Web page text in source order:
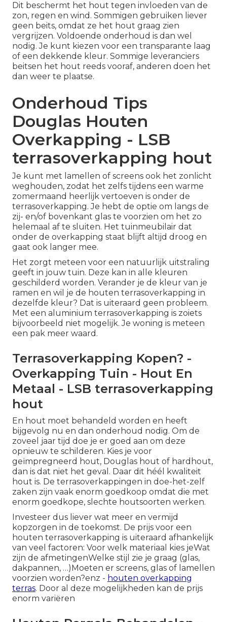
Dit beschermt het hout tegen invloeden van de
zon, regen en wind. Sommigen gebruiken liever
geen beits, omdat ze het hout graag zien
vergrijzen. Voldoende onderhoud is dan wel
nodig. Je kunt kiezen voor een transparante laag
of een dekkende kleur. Sommige leveranciers
beitsen het hout reeds vooraf, anderen doen het
dan weer te plaatse.
Onderhoud Tips
Douglas Houten
Overkapping - LSB
terrasoverkapping hout
Je kunt met lamellen of screens ook het zonlicht
weghouden, zodat het zelfs tijdens een warme
zomermaand heerlijk vertoeven is onder de
terrasoverkapping. Je hebt de optie om langs de
zij- en/of bovenkant glas te voorzien om het zo
helemaal af te sluiten. Het tuinmeubilair dat
onder de overkapping staat blijft altijd droog en
gaat ook langer mee.
Het zorgt meteen voor een natuurlijk uitstraling
geeft in jouw tuin. Deze kan in alle kleuren
geschilderd worden. Verander je de kleur van je
ramen en wil je de houten terrasoverkapping in
dezelfde kleur? Dat is uiteraard geen probleem.
Met een aluminium terrasoverkapping is zoiets
bijvoorbeeld niet mogelijk. Je woning is meteen
een pak meer waard.
Terrasoverkapping Kopen? -
Overkapping Tuin - Hout En
Metaal - LSB terrasoverkapping
hout
En hout moet behandeld worden en heeft
bijgevolg nu en dan onderhoud nodig. Om de
zoveel jaar tijd doe je er goed aan om deze
opnieuw te schilderen. Kies je voor
geïmpregneerd hout, Douglas hout of hardhout,
dan is dat niet het geval. Daar dit héél kwaliteit
hout is. De terrasoverkappingen in doe-het-zelf
zaken zijn vaak enorm goedkoop omdat die met
enorm goedkope, slechte houtsoorten werken.
Investeer dus liever wat meer en vermijd
kopzorgen in de toekomst. De prijs voor een
houten terrasoverkapping is uiteraard afhankelijk
van veel factoren: Voor welk materiaal kies jeWat
zijn de afmetingenWelke stijl zie je graag (glas,
dakpannen, …)Moeten er screens, glas of lamellen
voorzien worden?enz - houten overkapping
terras. Door al deze mogelijkheden kan de prijs
enorm variëren